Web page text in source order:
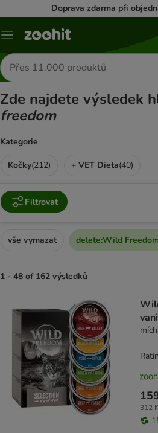
Doprava zdarma při
Menu
Hledat
produkty
Zde najdete výsledek
freedom
Kategorie
Kočky(212) + VET Dieta(40)
Filtrovat
vše vymazat delete:Wild
1 - 48 of 162 výsledků
312